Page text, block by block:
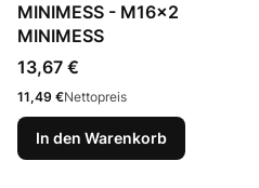
MINIMESS - M16x2
MINIMESS
Preis
13,67 €
Preis
11,49 €Nettopreis
In den Warenkorb